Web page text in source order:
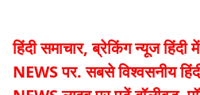
हिंदी समाचार, ब्रेकिंग न्यूज
NEWS पर. सबसे विश्वसनीय